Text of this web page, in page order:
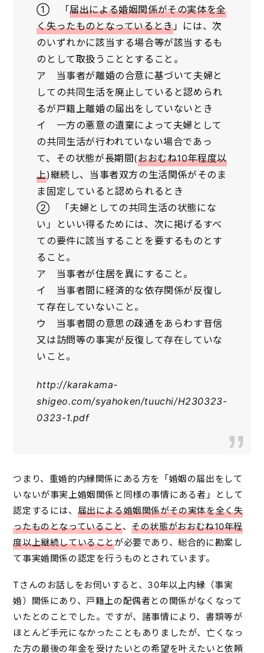
① 「届出による婚姻関係がその実体を全
く失ったものとなっているとき」には、次
のいずれかに該当する場合等が該当するも
のとして取扱うこととすること。
ア 当事者が離婚の合意に基づいて夫婦と
しての共同生活を廃止していると認められ
るが戸籍上離婚の届出をしていないとき
イ 一方の悪意の遺棄によって夫婦として
の共同生活が行われていない場合であっ
て、その状態が長期間(おおむね10年程度以
上)継続し、当事者双方の生活関係がそのま
ま固定していると認められるとき
② 「夫婦としての共同生活の状態にな
い」といい得るためには、次に掲げるすべ
ての要件に該当することを要するものとす
ること。
ア 当事者が住居を異にすること。
イ 当事者間に経済的な依存関係が反復し
て存在していないこと。
ウ 当事者間の意思の疎通をあらわす音信
又は訪問等の事実が反復して存在していな
いこと。
http://karakama-
shigeo.com/syahoken/tuuchi/H230323-
0323-1.pdf
つまり、重婚的内縁関係にある方を「婚姻の届出をして
いないが事実上婚姻関係と同様の事情にある者」として
認定するには、 届出による婚姻関係がその実体を全く失
ったものとなっていること、その状態がおおむね10年程
度以上継続していることが必要であり、総合的に勘案し
て事実婚関係の認定を行うものとされています。
Tさんのお話しをお伺いすると、30年以上内縁（事実
婚）関係にあり、戸籍上の配偶者との関係がなくなって
いたとのことでした。ですが、諸事情により、書類等が
ほとんど手元になかったこともありましたが、亡くなっ
た方の最後の年金を受けたいとの希望を叶えたいと依頼